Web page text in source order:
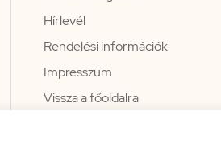
Hírlevél
Rendelési információk
Impresszum
Vissza a főoldalra